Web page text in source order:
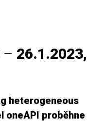
–
heterogeneous
oneAPI